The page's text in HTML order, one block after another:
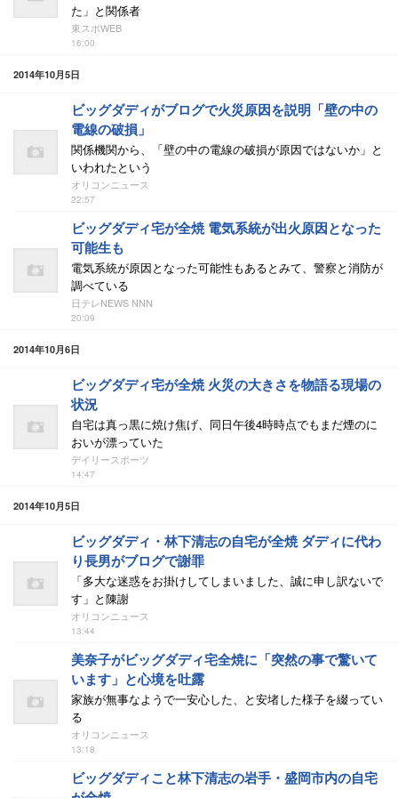
た」と関係者
東スポWEB
16:00
2014年10月5日
ビッグダディがブログで火災原因を説明「壁の中の
電線の破損」
関係機関から、「壁の中の電線の破損が原因ではないか」と
いわれたという
オリコンニュース
22:57
ビッグダディ宅が全焼 電気系統が出火原因となった
可能生も
電気系統が原因となった可能性もあるとみて、警察と消防が
調べている
日テレNEWS NNN
20:09
2014年10月6日
ビッグダディ宅が全焼 火災の大きさを物語る現場の
状況
自宅は真っ黒に焼け焦げ、同日午後4時時点でもまだ煙のに
おいが漂っていた
デイリースポーツ
14:47
2014年10月5日
ビッグダディ・林下清志の自宅が全焼 ダディに代わ
り長男がブログで謝罪
「多大な迷惑をお掛けしてしまいました、誠に申し訳ないで
す」と陳謝
オリコンニュース
13:44
美奈子がビッグダディ宅全焼に「突然の事で驚いて
います」と心境を吐露
家族が無事なようで一安心した、と安堵した様子を綴ってい
る
オリコンニュース
13:18
ビッグダディこと林下清志の岩手・盛岡市内の自宅